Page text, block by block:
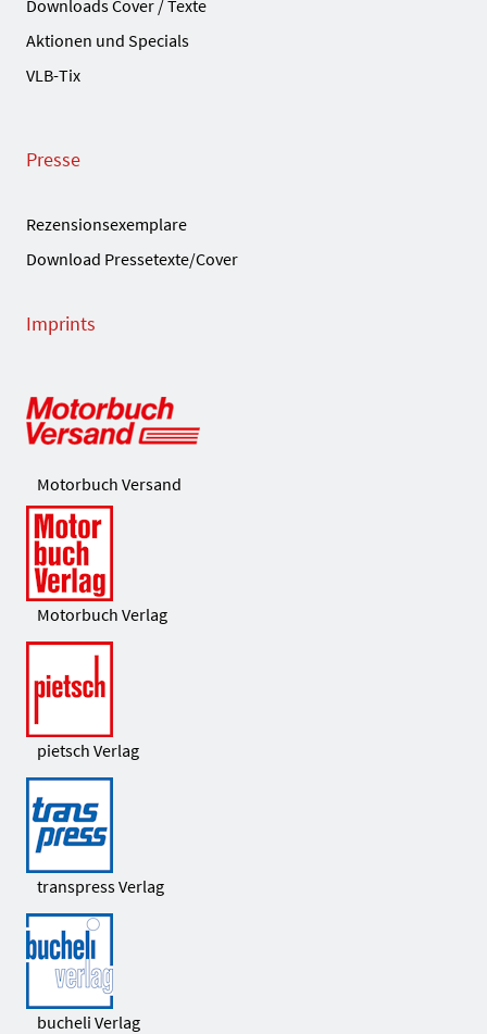
Downloads Cover / Texte
Aktionen und Specials
VLB-Tix
Presse
Rezensionsexemplare
Download Pressetexte/Cover
Imprints
Motorbuch Versand
Motorbuch Verlag
pietsch Verlag
transpress Verlag
bucheli Verlag